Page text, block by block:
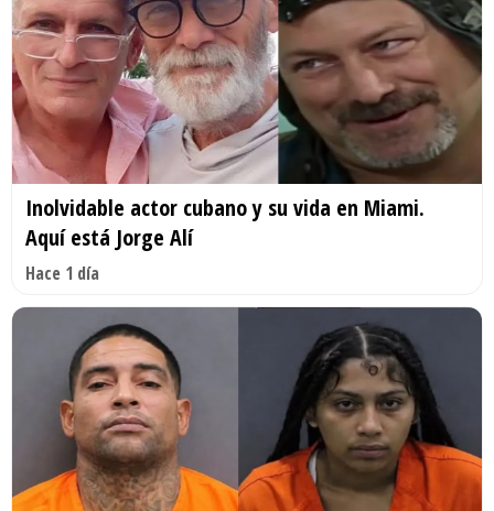
Inolvidable actor cubano y su vida en Miami.
Aquí está Jorge Alí
Hace 1 día